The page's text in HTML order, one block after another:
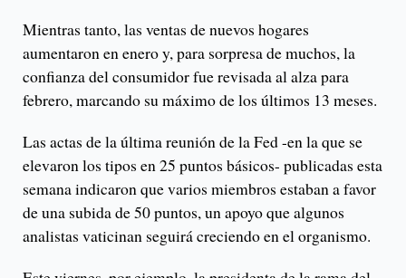
Mientras tanto, las ventas de nuevos hogares
aumentaron en enero y, para sorpresa de muchos, la
confianza del consumidor fue revisada al alza para
febrero, marcando su máximo de los últimos 13 meses.
Las actas de la última reunión de la Fed -en la que se
elevaron los tipos en 25 puntos básicos- publicadas esta
semana indicaron que varios miembros estaban a favor
de una subida de 50 puntos, un apoyo que algunos
analistas vaticinan seguirá creciendo en el organismo.